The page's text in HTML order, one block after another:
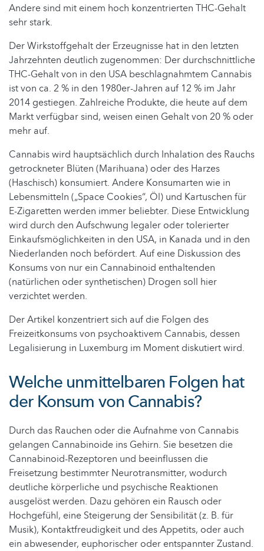
Andere sind mit einem hoch konzentrierten THC-Gehalt
sehr stark.
Der Wirkstoffgehalt der Erzeugnisse hat in den letzten
Jahrzehnten deutlich zugenommen: Der durchschnittliche
THC-Gehalt von in den USA beschlagnahmtem Cannabis
ist von ca. 2 % in den 1980er-Jahren auf 12 % im Jahr
2014 gestiegen. Zahlreiche Produkte, die heute auf dem
Markt verfügbar sind, weisen einen Gehalt von 20 % oder
mehr auf.
Cannabis wird hauptsächlich durch Inhalation des Rauchs
getrockneter Blüten (Marihuana) oder des Harzes
(Haschisch) konsumiert. Andere Konsumarten wie in
Lebensmitteln („Space Cookies“, Öl) und Kartuschen für
E-Zigaretten werden immer beliebter. Diese Entwicklung
wird durch den Aufschwung legaler oder tolerierter
Einkaufsmöglichkeiten in den USA, in Kanada und in den
Niederlanden noch befördert. Auf eine Diskussion des
Konsums von nur ein Cannabinoid enthaltenden
(natürlichen oder synthetischen) Drogen soll hier
verzichtet werden.
Der Artikel konzentriert sich auf die Folgen des
Freizeitkonsums von psychoaktivem Cannabis, dessen
Legalisierung in Luxemburg im Moment diskutiert wird.
Welche unmittelbaren Folgen hat
der Konsum von Cannabis?
Durch das Rauchen oder die Aufnahme von Cannabis
gelangen Cannabinoide ins Gehirn. Sie besetzen die
Cannabinoid-Rezeptoren und beeinflussen die
Freisetzung bestimmter Neurotransmitter, wodurch
deutliche körperliche und psychische Reaktionen
ausgelöst werden. Dazu gehören ein Rausch oder
Hochgefühl, eine Steigerung der Sensibilität (z. B. für
Musik), Kontaktfreudigkeit und des Appetits, oder auch
ein abwesender, euphorischer oder entspannter Zustand.